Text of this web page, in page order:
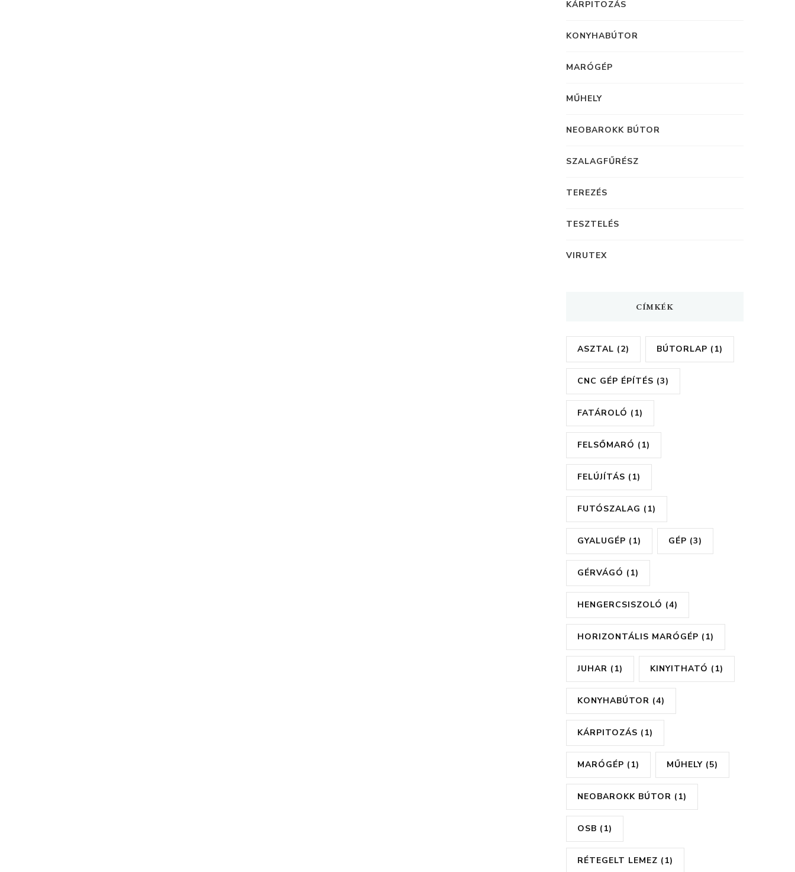
KÁRPITOZÁS
KONYHABÚTOR
MARÓGÉP
MŰHELY
NEOBAROKK BÚTOR
SZALAGFŰRÉSZ
TEREZÉS
TESZTELÉS
VIRUTEX
CÍMKÉK
ASZTAL (2) BÚTORLAP (1)
CNC GÉP ÉPÍTÉS (3)
FATÁROLÓ (1)
FELSŐMARÓ (1)
FELÚJÍTÁS (1)
FUTÓSZALAG (1)
GYALUGÉP (1) GÉP (3)
GÉRVÁGÓ (1)
HENGERCSISZOLÓ (4)
HORIZONTÁLIS MARÓGÉP (1)
JUHAR (1) KINYITHATÓ (1)
KONYHABÚTOR (4)
KÁRPITOZÁS (1)
MARÓGÉP (1) MŰHELY (5)
NEOBAROKK BÚTOR (1)
OSB (1)
RÉTEGELT LEMEZ (1)